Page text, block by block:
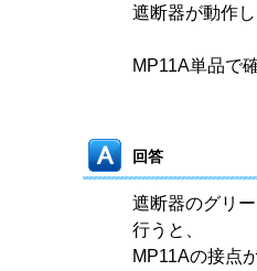
遮断器が動作
MP11A単品で
回答
遮断器のグリ
行うと、
MP11Aの接点